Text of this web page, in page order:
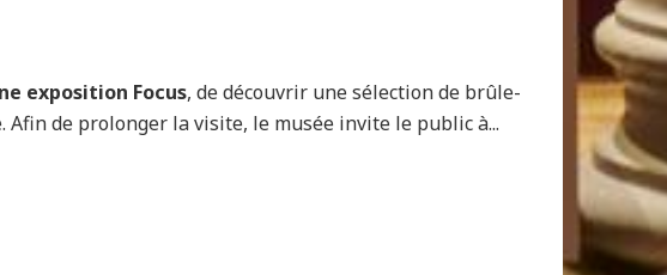
exposition Focus, de découvrir une sélection de brûle-
de prolonger la visite, le musée invite le public à...